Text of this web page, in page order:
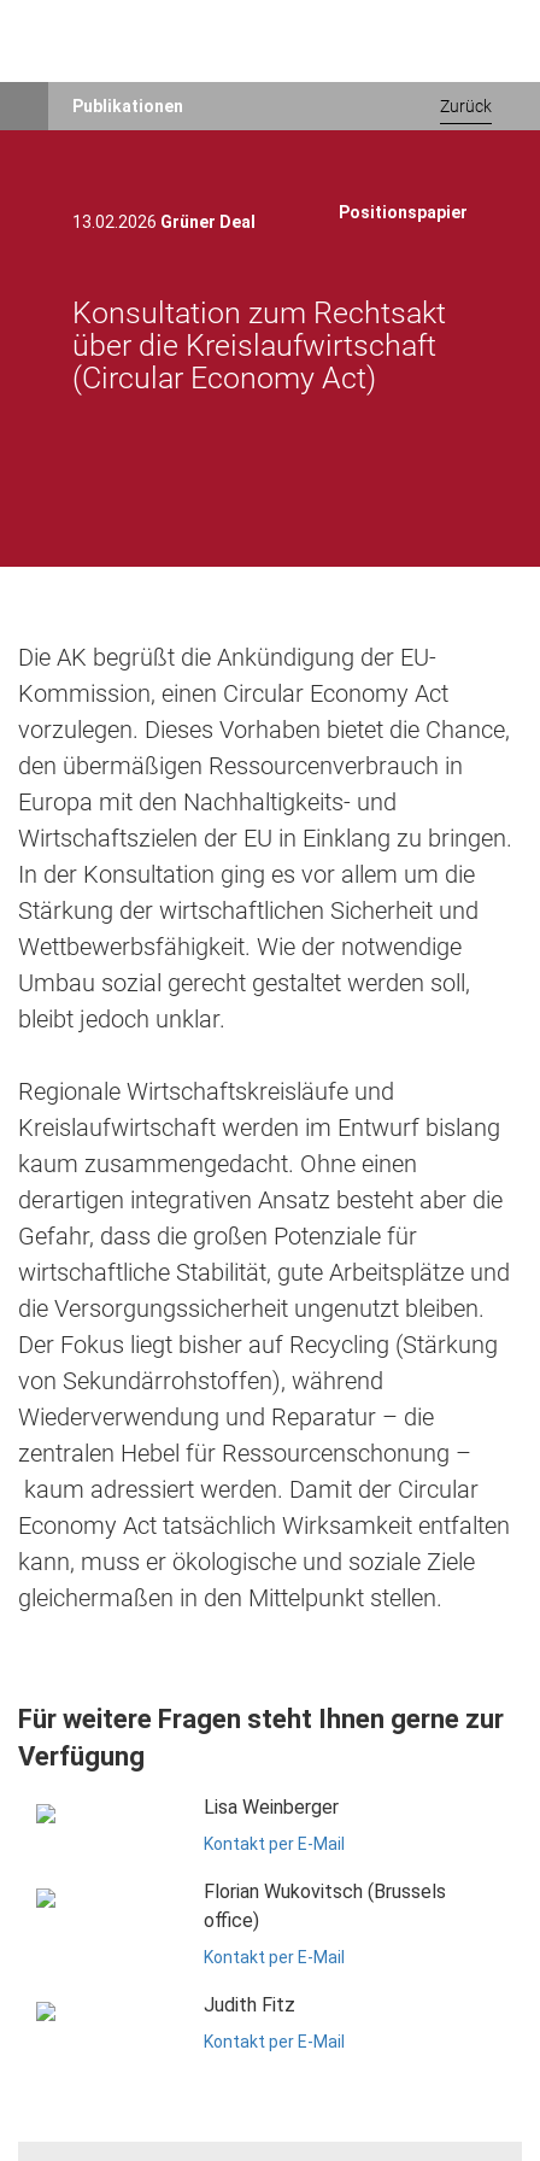
Publikationen Zurück
13.02.2026 Grüner Deal Positionspapier
Konsultation zum Rechtsakt
über die Kreislaufwirtschaft
(Circular Economy Act)
Die AK begrüßt die Ankündigung der EU-
Kommission, einen Circular Economy Act
vorzulegen. Dieses Vorhaben bietet die Chance,
den übermäßigen Ressourcenverbrauch in
Europa mit den Nachhaltigkeits- und
Wirtschaftszielen der EU in Einklang zu bringen.
In der Konsultation ging es vor allem um die
Stärkung der wirtschaftlichen Sicherheit und
Wettbewerbsfähigkeit. Wie der notwendige
Umbau sozial gerecht gestaltet werden soll,
bleibt jedoch unklar.
Regionale Wirtschaftskreisläufe und
Kreislaufwirtschaft werden im Entwurf bislang
kaum zusammengedacht. Ohne einen
derartigen integrativen Ansatz besteht aber die
Gefahr, dass die großen Potenziale für
wirtschaftliche Stabilität, gute Arbeitsplätze und
die Versorgungssicherheit ungenutzt bleiben.
Der Fokus liegt bisher auf Recycling (Stärkung
von Sekundärrohstoffen), während
Wiederverwendung und Reparatur – die
zentralen Hebel für Ressourcenschonung –
kaum adressiert werden. Damit der Circular
Economy Act tatsächlich Wirksamkeit entfalten
kann, muss er ökologische und soziale Ziele
gleichermaßen in den Mittelpunkt stellen.
Für weitere Fragen steht Ihnen gerne zur
Verfügung
Lisa Weinberger
Kontakt per E-Mail
Florian Wukovitsch (Brussels
office)
Kontakt per E-Mail
Judith Fitz
Kontakt per E-Mail